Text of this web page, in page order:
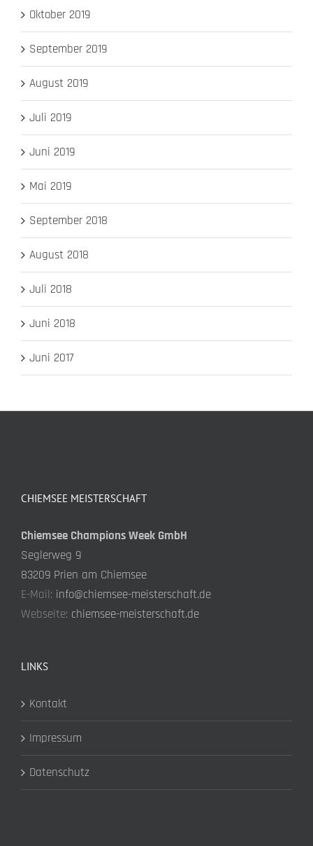
Oktober 2019
September 2019
August 2019
Juli 2019
Juni 2019
Mai 2019
September 2018
August 2018
Juli 2018
Juni 2018
Juni 2017
CHIEMSEE MEISTERSCHAFT
Chiemsee Champions Week GmbH
Seglerweg 9
83209 Prien am Chiemsee
E-Mail: info@chiemsee-meisterschaft.de
Webseite: chiemsee-meisterschaft.de
LINKS
Kontakt
Impressum
Datenschutz